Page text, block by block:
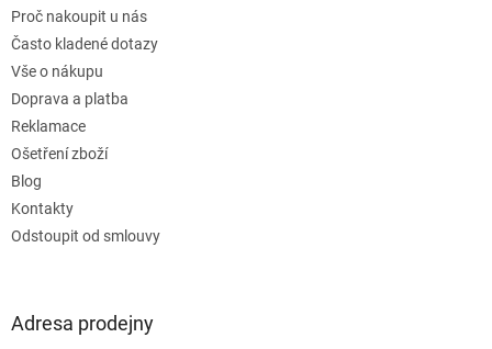
Proč nakoupit u nás
Často kladené dotazy
Vše o nákupu
Doprava a platba
Reklamace
Ošetření zboží
Blog
Kontakty
Odstoupit od smlouvy
Adresa prodejny